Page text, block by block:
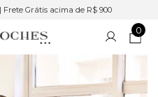
Frete Grátis acima de R$ 900
0